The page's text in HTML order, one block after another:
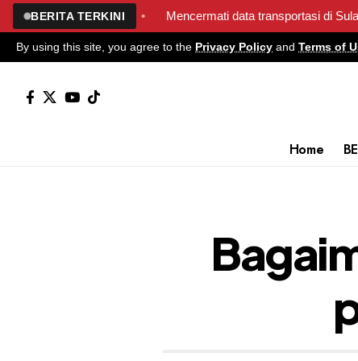
BERITA TERKINI
2025? • Mencermati data transportasi di Sulawesi Utara pada
By using this site, you agree to the Privacy Policy and Terms of
Home